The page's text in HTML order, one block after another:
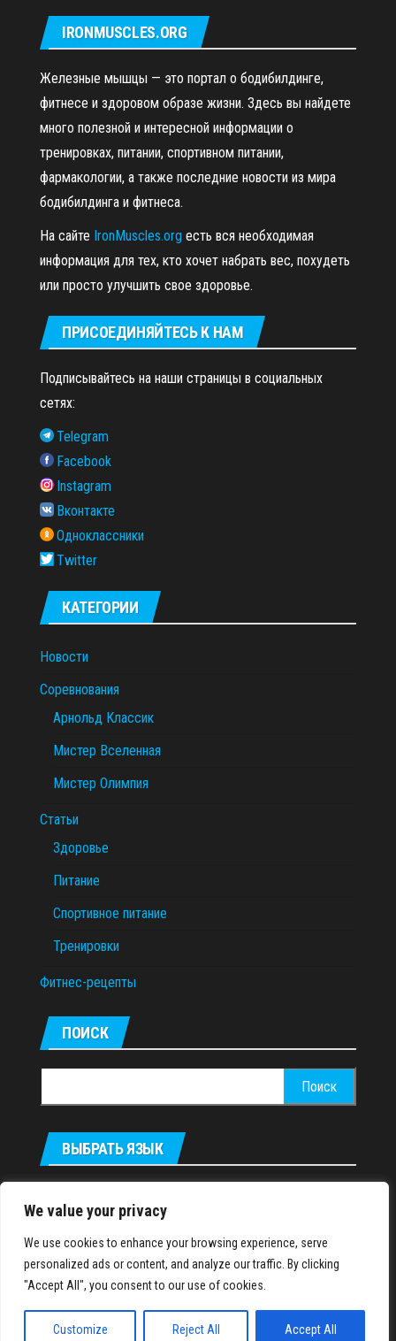
We value your privacy
We use cookies to enhance your browsing experience, serve
personalized ads or content, and analyze our traffic. By clicking
"Accept All", you consent to our use of cookies.
Customize Reject All Accept All
IRONMUSCLES.ORG
Железные мышцы — это портал о бодибилдинге,
фитнесе и здоровом образе жизни. Здесь вы найдете
много полезной и интересной информации о
тренировках, питании, спортивном питании,
фармакологии, а также последние новости из мира
бодибилдинга и фитнеса.
На сайте IronMuscles.org есть вся необходимая
информация для тех, кто хочет набрать вес, похудеть
или просто улучшить свое здоровье.
ПРИСОЕДИНЯЙТЕСЬ К НАМ
Подписывайтесь на наши страницы в социальных
сетях:
Telegram
Facebook
Instagram
Вконтакте
Одноклассники
Twitter
КАТЕГОРИИ
Новости
Соревнования
Арнольд Классик
Мистер Вселенная
Мистер Олимпия
Статьи
Здоровье
Питание
Спортивное питание
Тренировки
Фитнес-рецепты
ПОИСК
ВЫБРАТЬ ЯЗЫК
IronMuscles.org© 2018-2023